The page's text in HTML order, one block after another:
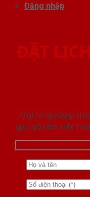
Đăng nhập
ĐẶT
Vui lòng nhập
gặp gỡ làm việc